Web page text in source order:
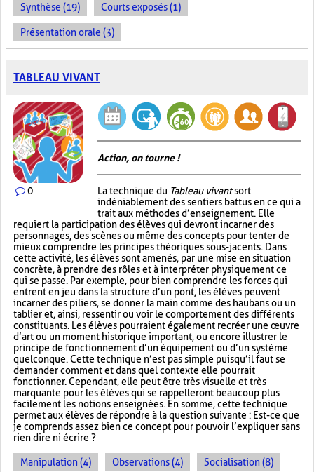
Synthèse (19) Courts exposés (1)
Présentation orale (3)
TABLEAU VIVANT
0
Action, on tourne !
La technique du Tableau vivantsort
indéniablement des sentiers battus en ce qui a
trait aux méthodes d’enseignement. Elle
requiert la participation des élèves qui devront incarner des
personnages, des scènes ou même des concepts pour tenter de
mieux comprendre les principes théoriques sous-jacents. Dans
cette activité, les élèves sont amenés, par une mise en situation
concrète, à prendre des rôles et à interpréter physiquement ce
qui se passe. Par exemple, pour bien comprendre les forces qui
entrent en jeu dans la structure d’un pont, les élèves peuvent
incarner des piliers, se donner la main comme des haubans ou un
tablier et, ainsi, ressentir ou voir le comportement des différents
constituants. Les élèves pourraient également recréer une œuvre
d’art ou un moment historique important, ou encore illustrer le
principe de fonctionnement d’un équipement ou d’un système
quelconque. Cette technique n’est pas simple puisqu’il faut se
demander comment et dans quel contexte elle pourrait
fonctionner. Cependant, elle peut être très visuelle et très
marquante pour les élèves qui se rappelleront beaucoup plus
facilement les notions enseignées. En somme, cette technique
permet aux élèves de répondre à la question suivante : Est-ce que
je comprends assez bien ce concept pour pouvoir l’expliquer sans
rien dire ni écrire ?
Manipulation (4) Observations (4) Socialisation (8)